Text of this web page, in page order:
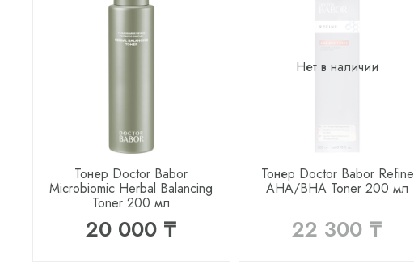
Тонер Doctor Babor
Microbiomic Herbal Balancing
Toner 200 мл
20 000 ₸
Нет в наличии
Тонер Doctor Babor Refine
AHA/BHA Toner 200 мл
22 300 ₸